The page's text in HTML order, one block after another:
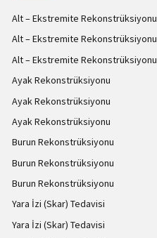
Alt – Ekstremite Rekonstrüksiyonu
Alt – Ekstremite Rekonstrüksiyonu
Alt – Ekstremite Rekonstrüksiyonu
Ayak Rekonstrüksiyonu
Ayak Rekonstrüksiyonu
Ayak Rekonstrüksiyonu
Burun Rekonstrüksiyonu
Burun Rekonstrüksiyonu
Burun Rekonstrüksiyonu
Yara İzi (Skar) Tedavisi
Yara İzi (Skar) Tedavisi